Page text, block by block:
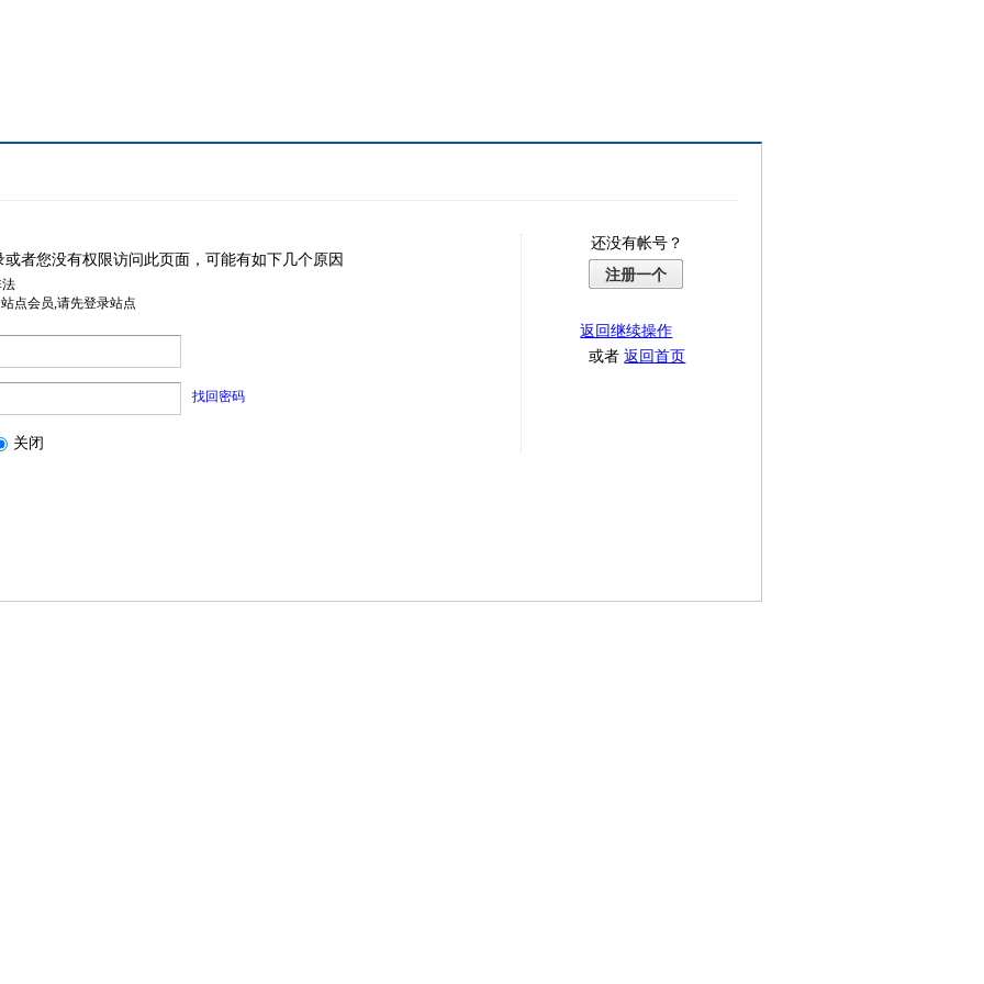
或者您没有权限访问此页面，可能有如下几个原因
点会员,请先登录站点
找回密码
关闭
还没有帐号？
注册一个
返回继续操作
或者返回首页